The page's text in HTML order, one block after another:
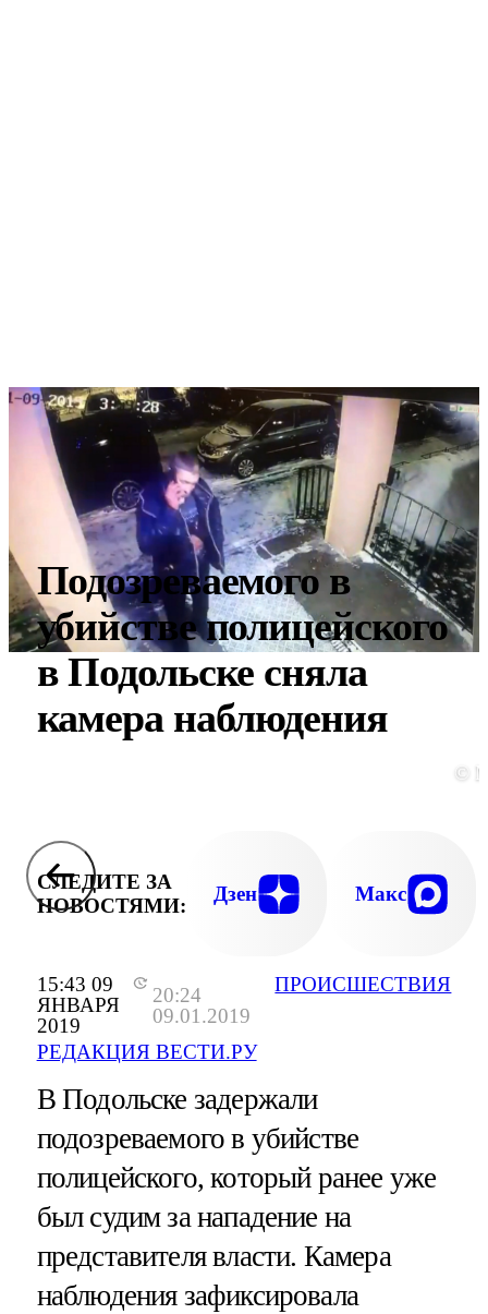
15:43 09
ЯНВАРЯ
2019
20:24
09.01.2019
РЕДАКЦИЯ ВЕСТИ.РУ
ПРОИСШЕСТВИЯ
Подозреваемого в
убийстве полицейского
в Подольске сняла
камера наблюдения
©
СЛЕДИТЕ ЗА
НОВОСТЯМИ:
Дзен Макс
В Подольске задержали
подозреваемого в убийстве
полицейского, который ранее уже
был судим за нападение на
представителя власти. Камера
наблюдения зафиксировала